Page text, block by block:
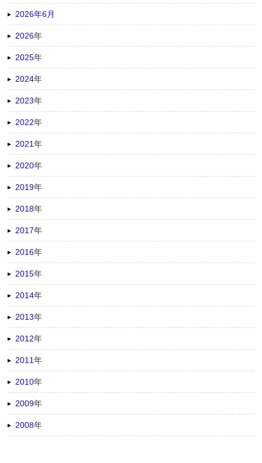
2026年6月
2026年
2025年
2024年
2023年
2022年
2021年
2020年
2019年
2018年
2017年
2016年
2015年
2014年
2013年
2012年
2011年
2010年
2009年
2008年